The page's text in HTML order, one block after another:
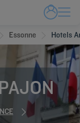
Essonne Hotels